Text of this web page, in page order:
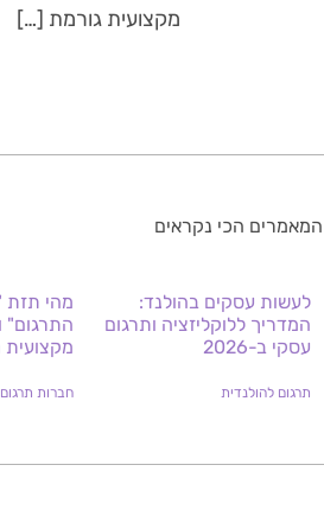
מקצועית גורמת […]
המאמרים הכי נקראים
לעשות עסקים בהולנד:
המדריך ללוקליזציה ותרגום
עסקי ב-2026
תרגום להולנדית
מהי תזת
התרגום"
מקצועית
חברות תרגום